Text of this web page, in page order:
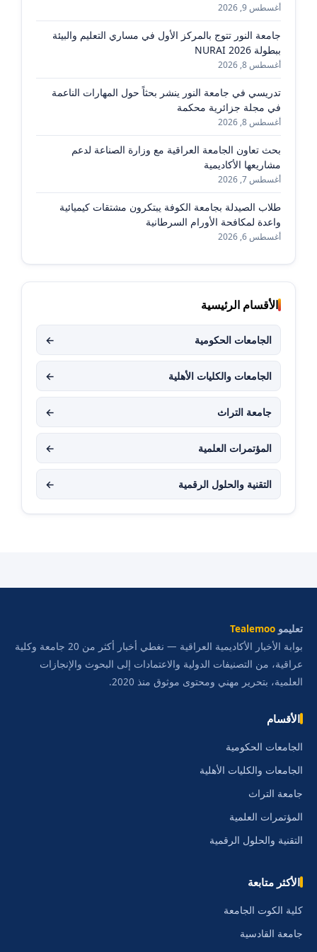
أغسطس 9, 2026
جامعة النور تتوج بالمركز الأول في مساري التعليم والبيئة
ببطولة NURAI 2026
أغسطس 8, 2026
تدريسي في جامعة النور ينشر بحثاً حول المهارات الناعمة
في مجلة جزائرية محكمة
أغسطس 8, 2026
بحث تعاون الجامعة العراقية مع وزارة الصناعة لدعم
مشاريعها الأكاديمية
أغسطس 7, 2026
طلاب الصيدلة بجامعة الكوفة يبتكرون مشتقات كيميائية
واعدة لمكافحة الأورام السرطانية
أغسطس 6, 2026
الأقسام الرئيسية
الجامعات الحكومية ←
الجامعات والكليات الأهلية ←
جامعة التراث ←
المؤتمرات العلمية ←
التقنية والحلول الرقمية ←
تعليمو Tealemoo
بوابة الأخبار الأكاديمية العراقية — نغطي أخبار أكثر من 20 جامعة وكلية
عراقية، من التصنيفات الدولية والاعتمادات إلى البحوث والإنجازات
العلمية، بتحرير مهني ومحتوى موثوق منذ 2020.
الأقسام
الجامعات الحكومية
الجامعات والكليات الأهلية
جامعة التراث
المؤتمرات العلمية
التقنية والحلول الرقمية
الأكثر متابعة
كلية الكوت الجامعة
جامعة القادسية